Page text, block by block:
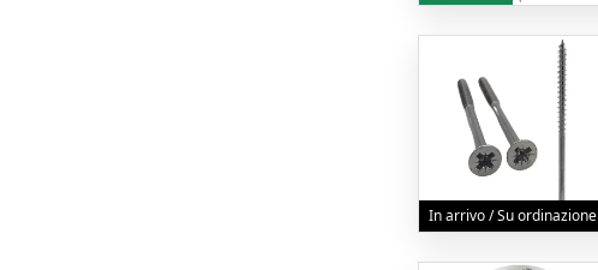
In arrivo / Su ordinazione